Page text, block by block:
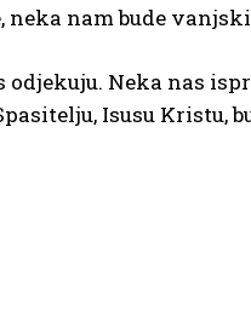
nam bude
Neka nas
Isusu Kristu,